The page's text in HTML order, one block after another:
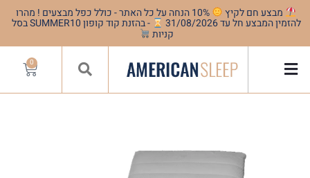
מבצע חם לקיץ 10% הנחה על כל האתר - כולל כפל מבצעים ! מהרו
להזמין המבצע חל עד 31/08/2026 - בהזנת קוד קופון SUMMER10 בסל
קניות
0